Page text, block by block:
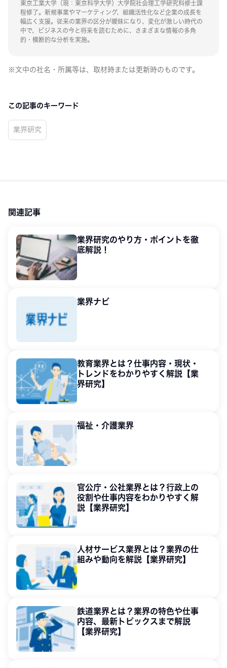
東京工業大学（現：東京科学大学）大学院社会理工学研究科修士課
程修了。新規事業やマーケティング、組織活性化など企業の成長を
幅広く支援。従来の業界の区分が曖昧になり、変化が激しい時代の
中で、ビジネスの今と将来を読むために、さまざまな情報の多角
的・横断的な分析を実施。
※文中の社名・所属等は、取材時または更新時のものです。
この記事のキーワード
業界研究
関連記事
業界研究のやり方・ポイントを徹
底解説！
業界ナビ
教育業界とは？仕事内容・現状・
トレンドをわかりやすく解説【業
界研究】
福祉・介護業界
官公庁・公社業界とは？行政上の
役割や仕事内容をわかりやすく解
説【業界研究】
人材サービス業界とは？業界の仕
組みや動向を解説【業界研究】
鉄道業界とは？業界の特色や仕事
内容、最新トピックスまで解説
【業界研究】